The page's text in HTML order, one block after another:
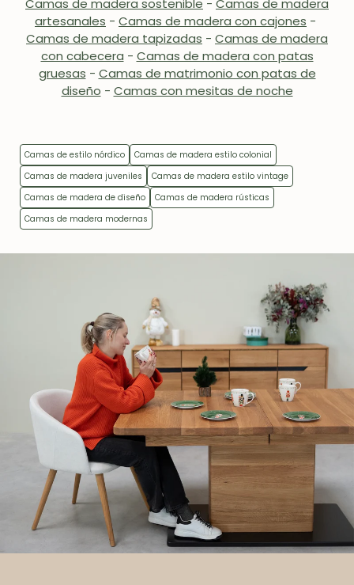
Camas de madera sostenible - Camas de madera
artesanales - Camas de madera con cajones -
Camas de madera tapizadas - Camas de madera
con cabecera - Camas de madera con patas
gruesas - Camas de matrimonio con patas de
diseño - Camas con mesitas de noche
Camas de estilo nórdico
Camas de madera estilo colonial
Camas de madera juveniles
Camas de madera estilo vintage
Camas de madera de diseño
Camas de madera rústicas
Camas de madera modernas